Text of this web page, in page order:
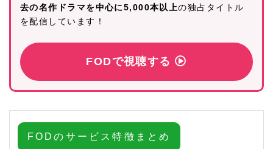
去の名作ドラマを中心に5,000本以上の独占タイトル
を配信しています！
FODで視聴する
FODのサービス特徴まとめ